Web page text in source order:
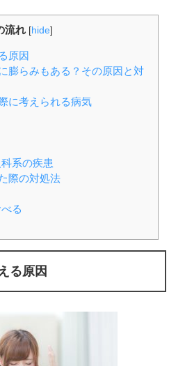
流れ [hide]
原因
膨らみもある？その原因と対
に考えられる病気
系の疾患
際の対処法
る
る原因